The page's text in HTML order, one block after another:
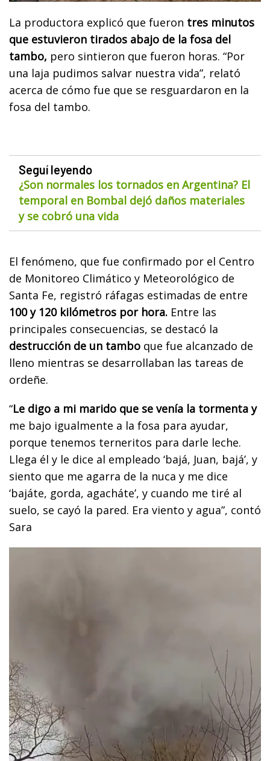
La productora explicó que fueron tres minutos
que estuvieron tirados abajo de la fosa del
tambo, pero sintieron que fueron horas. “Por
una laja pudimos salvar nuestra vida”, relató
acerca de cómo fue que se resguardaron en la
fosa del tambo.
Seguí leyendo
¿Son normales los tornados en Argentina? El
temporal en Bombal dejó daños materiales
y se cobró una vida
El fenómeno, que fue confirmado por el Centro
de Monitoreo Climático y Meteorológico de
Santa Fe, registró ráfagas estimadas de entre
100 y 120 kilómetros por hora. Entre las
principales consecuencias, se destacó la
destrucción de un tambo que fue alcanzado de
lleno mientras se desarrollaban las tareas de
ordeñe.
“Le digo a mi marido que se venía la tormenta y
me bajo igualmente a la fosa para ayudar,
porque tenemos terneritos para darle leche.
Llega él y le dice al empleado ‘bajá, Juan, bajá’, y
siento que me agarra de la nuca y me dice
‘bajáte, gorda, agacháte’, y cuando me tiré al
suelo, se cayó la pared. Era viento y agua”, contó
Sara